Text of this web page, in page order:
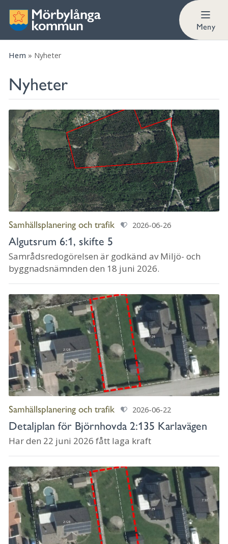
Meny
Hem » Nyheter
Nyheter
Samhällsplanering och trafik 2026-06-26
Algutsrum 6:1, skifte 5
Samrådsredogörelsen är godkänd av Miljö- och
byggnadsnämnden den 18 juni 2026.
Samhällsplanering och trafik 2026-06-22
Detaljplan för Björnhovda 2:135 Karlavägen
Har den 22 juni 2026 fått laga kraft